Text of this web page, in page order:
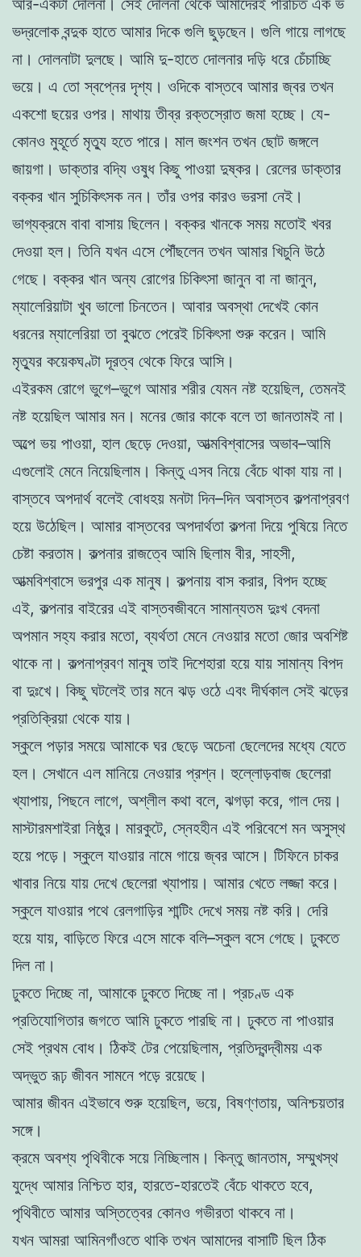
আর-একটা দোলনা। সেই দোলনা থেকে আমাদেরই পরিচিত এক ভ
ভদ্রলোক বন্দুক হাতে আমার দিকে গুলি ছুড়ছেন। গুলি গায়ে লাগছে
না। দোলনাটা দুলছে। আমি দু-হাতে দোলনার দড়ি ধরে চেঁচাচ্ছি
ভয়ে। এ তো স্বপ্নের দৃশ্য। ওদিকে বাস্তবে আমার জ্বর তখন
একশো ছয়ের ওপর। মাথায় তীব্র রক্তস্রোত জমা হচ্ছে। যে-
কোনও মুহূর্তে মৃত্যু হতে পারে। মাল জংশন তখন ছোট জঙ্গলে
জায়গা। ডাক্তার বদ্যি ওষুধ কিছু পাওয়া দুষ্কর। রেলের ডাক্তার
বক্কর খান সুচিকিৎসক নন। তাঁর ওপর কারও ভরসা নেই।
ভাগ্যক্রমে বাবা বাসায় ছিলেন। বক্কর খানকে সময় মতোই খবর
দেওয়া হল। তিনি যখন এসে পৌঁছলেন তখন আমার খিচুনি উঠে
গেছে। বক্কর খান অন্য রোগের চিকিৎসা জানুন বা না জানুন,
ম্যালেরিয়াটা খুব ভালো চিনতেন। আবার অবস্থা দেখেই কোন
ধরনের ম্যালেরিয়া তা বুঝতে পেরেই চিকিৎসা শুরু করেন। আমি
মৃত্যুর কয়েকঘণ্টা দূরত্ব থেকে ফিরে আসি।
এইরকম রোগে ভুগে–ভুগে আমার শরীর যেমন নষ্ট হয়েছিল, তেমনই
নষ্ট হয়েছিল আমার মন। মনের জোর কাকে বলে তা জানতামই না।
অল্পে ভয় পাওয়া, হাল ছেড়ে দেওয়া, আত্মবিশ্বাসের অভাব–আমি
এগুলোই মেনে নিয়েছিলাম। কিন্তু এসব নিয়ে বেঁচে থাকা যায় না।
বাস্তবে অপদার্থ বলেই বোধহয় মনটা দিন–দিন অবাস্তব কল্পনাপ্রবণ
হয়ে উঠেছিল। আমার বাস্তবের অপদার্থতা কল্পনা দিয়ে পুষিয়ে নিতে
চেষ্টা করতাম। কল্পনার রাজত্বে আমি ছিলাম বীর, সাহসী,
আত্মবিশ্বাসে ভরপুর এক মানুষ। কল্পনায় বাস করার, বিপদ হচ্ছে
এই, কল্পনার বাইরের এই বাস্তবজীবনে সামান্যতম দুঃখ বেদনা
অপমান সহ্য করার মতো, ব্যর্থতা মেনে নেওয়ার মতো জোর অবশিষ্ট
থাকে না। কল্পনাপ্রবণ মানুষ তাই দিশেহারা হয়ে যায় সামান্য বিপদ
বা দুঃখে। কিছু ঘটলেই তার মনে ঝড় ওঠে এবং দীর্ঘকাল সেই ঝড়ের
প্রতিক্রিয়া থেকে যায়।
স্কুলে পড়ার সময়ে আমাকে ঘর ছেড়ে অচেনা ছেলেদের মধ্যে যেতে
হল। সেখানে এল মানিয়ে নেওয়ার প্রশ্ন। হুল্লোড়বাজ ছেলেরা
খ্যাপায়, পিছনে লাগে, অশ্লীল কথা বলে, ঝগড়া করে, গাল দেয়।
মাস্টারমশাইরা নিষ্ঠুর। মারকুটে, স্নেহহীন এই পরিবেশে মন অসুস্থ
হয়ে পড়ে। স্কুলে যাওয়ার নামে গায়ে জ্বর আসে। টিফিনে চাকর
খাবার নিয়ে যায় দেখে ছেলেরা খ্যাপায়। আমার খেতে লজ্জা করে।
স্কুলে যাওয়ার পথে রেলগাড়ির শান্টিং দেখে সময় নষ্ট করি। দেরি
হয়ে যায়, বাড়িতে ফিরে এসে মাকে বলি–স্কুল বসে গেছে। ঢুকতে
দিল না।
ঢুকতে দিচ্ছে না, আমাকে ঢুকতে দিচ্ছে না। প্রচণ্ড এক
প্রতিযোগিতার জগতে আমি ঢুকতে পারছি না। ঢুকতে না পাওয়ার
সেই প্রথম বোধ। ঠিকই টের পেয়েছিলাম, প্রতিদ্বন্দ্বীময় এক
অদ্ভুত রূঢ় জীবন সামনে পড়ে রয়েছে।
আমার জীবন এইভাবে শুরু হয়েছিল, ভয়ে, বিষণ্ণতায়, অনিশ্চয়তার
সঙ্গে।
ক্রমে অবশ্য পৃথিবীকে সয়ে নিচ্ছিলাম। কিন্তু জানতাম, সম্মুখস্থ
যুদ্ধে আমার নিশ্চিত হার, হারতে-হারতেই বেঁচে থাকতে হবে,
পৃথিবীতে আমার অস্তিত্বের কোনও গভীরতা থাকবে না।
যখন আমরা আমিনগাঁওতে থাকি তখন আমাদের বাসাটি ছিল ঠিক